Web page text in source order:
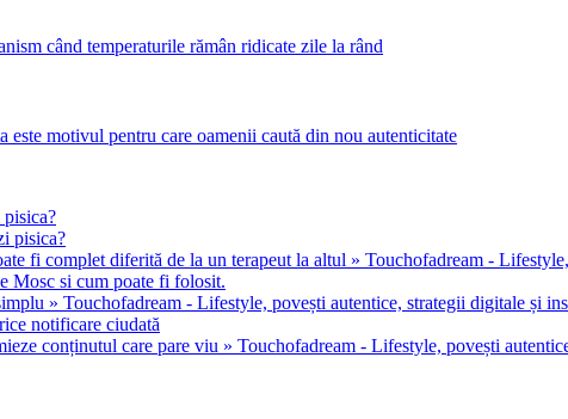
când temperaturile rămân ridicate zile la rând
este motivul pentru care oamenii caută din nou autenticitate
pisica?
pisica?
fi complet diferită de la un terapeut la altul » Touchofadream -
Mosc si cum poate fi folosit.
» Touchofadream - Lifestyle, povești autentice, strategii digitale și
notificare ciudată
conținutul care pare viu » Touchofadream - Lifestyle, povești